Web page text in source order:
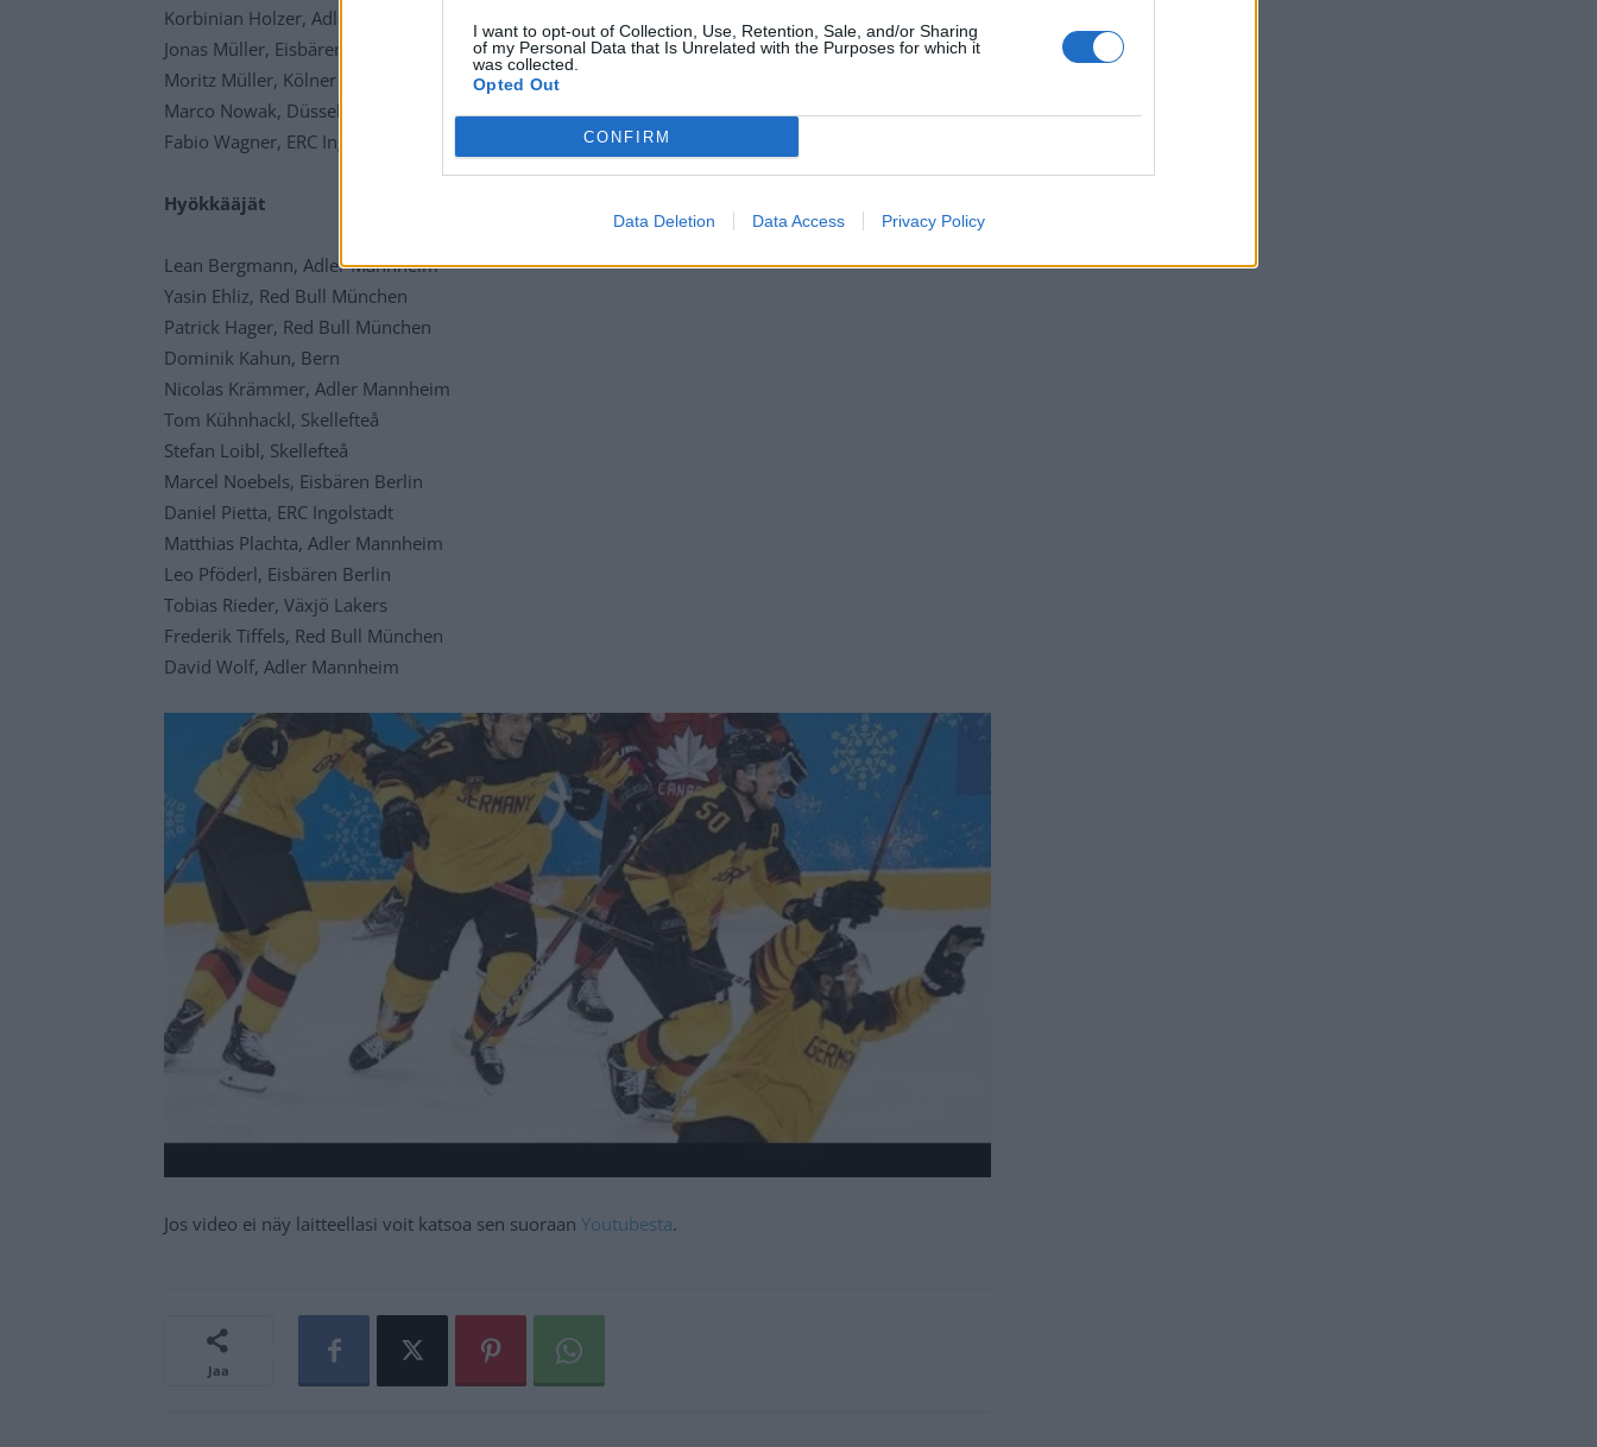
I want to opt-out of Collection, Use, Retention, Sale, and/or Sharing
of my Personal Data that Is Unrelated with the Purposes for which it
was collected.
Opted Out
CONFIRM
Data Deletion Data Access Privacy Policy
Korbinian Holzer, Adler Mannheim
Jonas Müller, Eisbären Berlin
Moritz Müller, Kölner Haie
Marco Nowak, Düsseldorfer EG
Fabio Wagner, ERC Ingolstadt
Hyökkääjät
Lean Bergmann, Adler Mannheim
Yasin Ehliz, Red Bull München
Patrick Hager, Red Bull München
Dominik Kahun, Bern
Nicolas Krämmer, Adler Mannheim
Tom Kühnhackl, Skellefteå
Stefan Loibl, Skellefteå
Marcel Noebels, Eisbären Berlin
Daniel Pietta, ERC Ingolstadt
Matthias Plachta, Adler Mannheim
Leo Pföderl, Eisbären Berlin
Tobias Rieder, Växjö Lakers
Frederik Tiffels, Red Bull München
David Wolf, Adler Mannheim
Jos video ei näy laitteellasi voit katsoa sen suoraan Youtubesta.
Jaa